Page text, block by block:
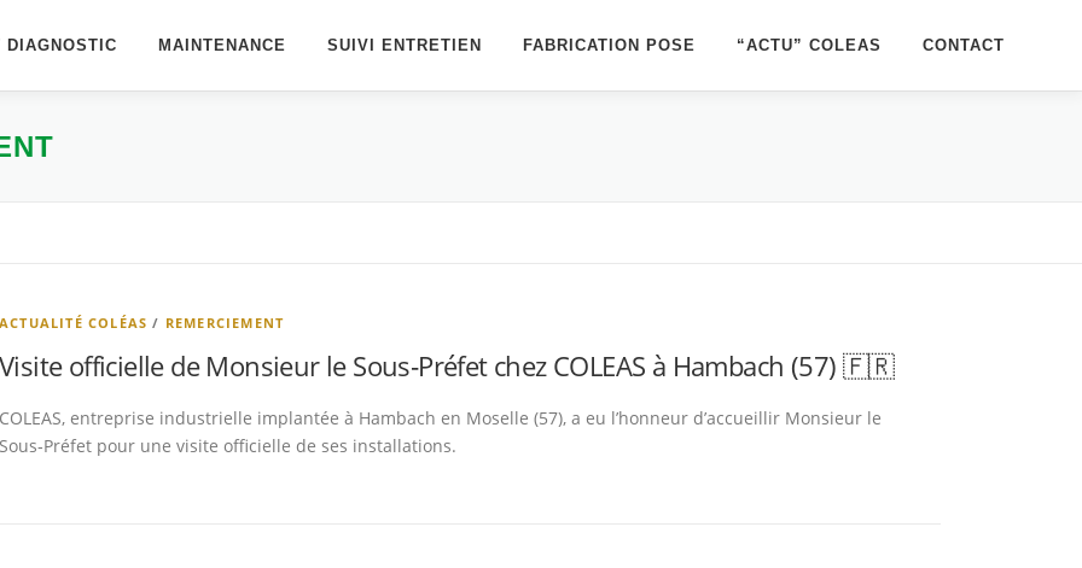
DIAGNOSTIC MAINTENANCE SUIVI ENTRETIEN FABRICATION POSE “ACTU” COLEAS CONTACT
ACTUALITÉ COLÉAS / REMERCIEMENT
Visite officielle de Monsieur le Sous‑Préfet chez COLEAS à Hambach (57) 🇫🇷
COLEAS, entreprise industrielle implantée à Hambach en Moselle (57), a eu l’honneur d’accueillir Monsieur le
Sous‑Préfet pour une visite officielle de ses installations.